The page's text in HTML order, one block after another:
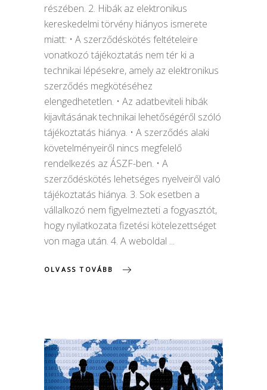
részében. 2. Hibák az elektronikus
kereskedelmi törvény hiányos ismerete
miatt: • A szerződéskötés feltételeire
vonatkozó tájékoztatás nem tér ki a
technikai lépésekre, amely az elektronikus
szerződés megkötéséhez
elengedhetetlen. • Az adatbeviteli hibák
kijavításának technikai lehetőségéről szóló
tájékoztatás hiánya. • A szerződés alaki
követelményeiről nincs megfelelő
rendelkezés az ÁSZF-ben. • A
szerződéskötés lehetséges nyelveiről való
tájékoztatás hiánya. 3. Sok esetben a
vállalkozó nem figyelmezteti a fogyasztót,
hogy nyilatkozata fizetési kötelezettséget
von maga után. 4. A weboldal
OLVASS TOVÁBB